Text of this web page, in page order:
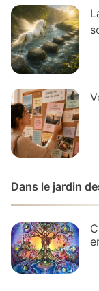
Dans le jardin